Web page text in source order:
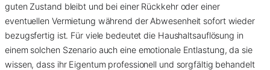
guten Zustand bleibt und bei einer Rückkehr oder einer
eventuellen Vermietung während der Abwesenheit sofort wieder
bezugsfertig ist. Für viele bedeutet die Haushaltsauflösung in
einem solchen Szenario auch eine emotionale Entlastung, da sie
wissen, dass ihr Eigentum professionell und sorgfältig behandelt